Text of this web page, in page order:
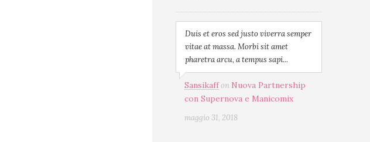
Duis et eros sed justo viverra semper
vitae at massa. Morbi sit amet
pharetra arcu, a tempus sapi...
Sansikaffon Nuova Partnership
con Supernova e Manicomix
maggio 31, 2018